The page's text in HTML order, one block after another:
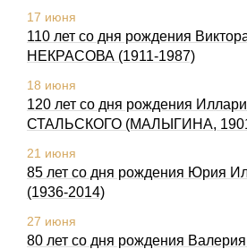
17 июня
110 лет со дня рождения
НЕКРАСОВА (1911-1987)
18 июня
120 лет со дня рождения
СТАЛЬСКОГО (МАЛЫГИНА,
21 июня
85 лет со дня рождения Юрия
(1936-2014)
27 июня
80 лет со дня рождения